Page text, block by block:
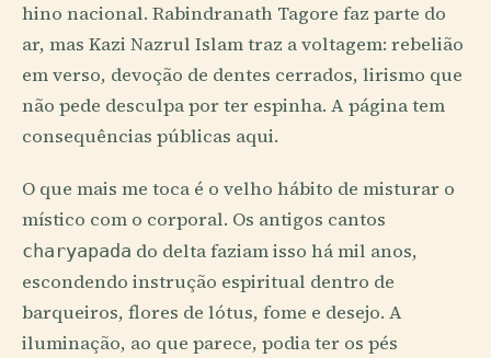
hino nacional. Rabindranath Tagore faz parte do
ar, mas Kazi Nazrul Islam traz a voltagem: rebelião
em verso, devoção de dentes cerrados, lirismo que
não pede desculpa por ter espinha. A página tem
consequências públicas aqui.
O que mais me toca é o velho hábito de misturar o
místico com o corporal. Os antigos cantos
charyapada do delta faziam isso há mil anos,
escondendo instrução espiritual dentro de
barqueiros, flores de lótus, fome e desejo. A
iluminação, ao que parece, podia ter os pés